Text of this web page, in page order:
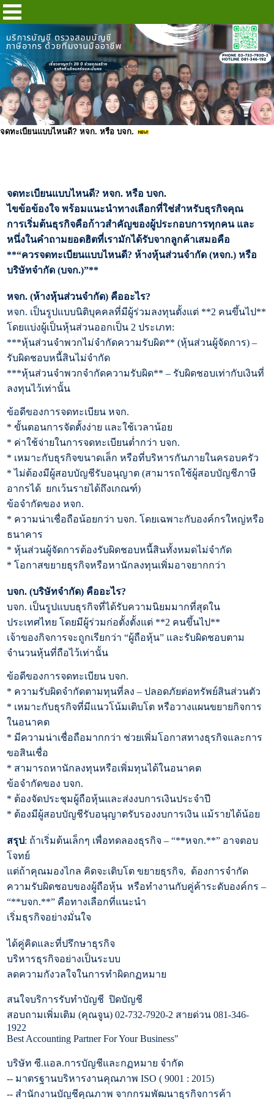
จดทะเบียนแบบไหนดี? หจก. หรือ บจก.
จดทะเบียนแบบไหนดี? หจก. หรือ บจก.
ไขข้อข้องใจ พร้อมแนะนำทางเลือกที่ใช่สำหรับธุรกิจคุณ
การเริ่มต้นธุรกิจคือก้าวสำคัญของผู้ประกอบการทุกคน และ
หนึ่งในคำถามยอดฮิตที่เรามักได้รับจากลูกค้าเสมอคือ
**“ควรจดทะเบียนแบบไหนดี? ห้างหุ้นส่วนจำกัด (หจก.) หรือ
บริษัทจำกัด (บจก.)”**
หจก. (ห้างหุ้นส่วนจำกัด) คืออะไร?
หจก. เป็นรูปแบบนิติบุคคลที่มีผู้ร่วมลงทุนตั้งแต่ **2 คนขึ้นไป**
โดยแบ่งผู้เป็นหุ้นส่วนออกเป็น 2ประเภท:
***หุ้นส่วนจำพวกไม่จำกัดความรับผิด** (หุ้นส่วนผู้จัดการ) –
รับผิดชอบหนี้สินไม่จำกัด
***หุ้นส่วนจำพวกจำกัดความรับผิด** – รับผิดชอบเท่ากับเงินที่
ลงทุนไว้เท่านั้น
ข้อดีของการจดทะเบียน หจก.
*ขั้นตอนการจัดตั้งง่าย และใช้เวลาน้อย
* ค่าใช้จ่ายในการจดทะเบียนต่ำกว่า บจก.
* เหมาะกับธุรกิจขนาดเล็ก หรือที่บริหารกันภายในครอบครัว
*ไม่ต้องมีผู้สอบบัญชีรับอนุญาต (สามารถใช้ผู้สอบบัญชีภาษี
อากรได้ ยกเว้นรายได้ถึงเกณฑ์)
ข้อจำกัดของ หจก.
* ความน่าเชื่อถือน้อยกว่า บจก. โดยเฉพาะกับองค์กรใหญ่หรือ
ธนาคาร
*หุ้นส่วนผู้จัดการต้องรับผิดชอบหนี้สินทั้งหมดไม่จำกัด
*โอกาสขยายธุรกิจหรือหานักลงทุนเพิ่มอาจยากกว่า
บจก. (บริษัทจำกัด) คืออะไร?
บจก. เป็นรูปแบบธุรกิจที่ได้รับความนิยมมากที่สุดใน
ประเทศไทย โดยมีผู้ร่วมก่อตั้งตั้งแต่ **2 คนขึ้นไป**
เจ้าของกิจการจะถูกเรียกว่า “ผู้ถือหุ้น” และรับผิดชอบตาม
จำนวนหุ้นที่ถือไว้เท่านั้น
ข้อดีของการจดทะเบียน บจก.
* ความรับผิดจำกัดตามทุนที่ลง – ปลอดภัยต่อทรัพย์สินส่วนตัว
* เหมาะกับธุรกิจที่มีแนวโน้มเติบโต หรือวางแผนขยายกิจการ
ในอนาคต
* มีความน่าเชื่อถือมากกว่า ช่วยเพิ่มโอกาสทางธุรกิจและการ
ขอสินเชื่อ
* สามารถหานักลงทุนหรือเพิ่มทุนได้ในอนาคต
ข้อจำกัดของ บจก.
* ต้องจัดประชุมผู้ถือหุ้นและส่งงบการเงินประจำปี
* ต้องมีผู้สอบบัญชีรับอนุญาตรับรองงบการเงิน แม้รายได้น้อย
สรุป: ถ้าเริ่มต้นเล็กๆ เพื่อทดลองธุรกิจ – “**หจก.**” อาจตอบ
โจทย์
แต่ถ้าคุณมองไกล คิดจะเติบโต ขยายธุรกิจ, ต้องการจำกัด
ความรับผิดชอบของผู้ถือหุ้น หรือทำงานกับคู่ค้าระดับองค์กร –
“**บจก.**” คือทางเลือกที่แนะนำ
เริ่มธุรกิจอย่างมั่นใจ
ได้คู่คิดและที่ปรึกษาธุรกิจ
บริหารธุรกิจอย่างเป็นระบบ
ลดความกังวลใจในการทำผิดกฏหมาย
สนใจบริการรับทำบัญชี ปิดบัญชี
สอบถามเพิ่มเติม (คุณจูน)02-732-7920-2 สายด่วน081-346-
1922
Best Accounting Partner For Your Business"
บริษัท ซี.แอล.การบัญชีและกฏหมาย จำกัด
-- มาตรฐานบริหารงานคุณภาพISO ( 9001 : 2015)
-- สำนักงานบัญชีคุณภาพ จากกรมพัฒนาธุรกิจการค้า